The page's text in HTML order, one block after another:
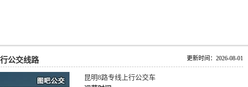
更新时间：2026-08-01
公交线路
昆明8路专线上行公交车